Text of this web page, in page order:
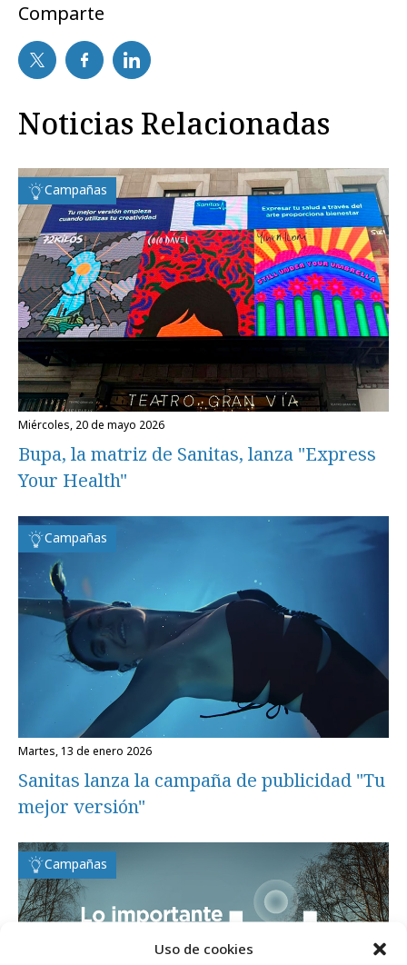
Uso de cookies
Comparte
Noticias Relacionadas
Campañas
miércoles, 20 de mayo 2026
Bupa, la matriz de Sanitas, lanza "Express
Your Health"
Campañas
martes, 13 de enero 2026
Sanitas lanza la campaña de publicidad "Tu
mejor versión"
Campañas